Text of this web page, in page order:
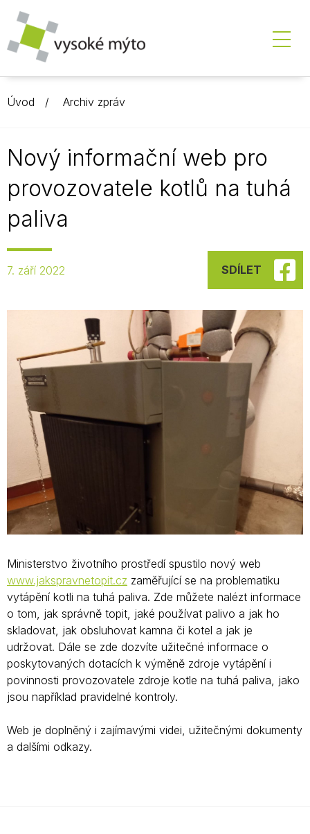
Úvod Archiv zpráv
Nový informační web pro
provozovatele kotlů na tuhá
paliva
7. září 2022 SDÍLET
Ministerstvo životního prostředí spustilo nový web
www.jakspravnetopit.cz zaměřující se na problematiku
vytápění kotli na tuhá paliva. Zde můžete nalézt informace
o tom, jak správně topit, jaké používat palivo a jak ho
skladovat, jak obsluhovat kamna či kotel a jak je
udržovat. Dále se zde dozvíte užitečné informace o
poskytovaných dotacích k výměně zdroje vytápění i
povinnosti provozovatele zdroje kotle na tuhá paliva, jako
jsou například pravidelné kontroly.
Web je doplněný i zajímavými videi, užitečnými dokumenty
a dalšími odkazy.